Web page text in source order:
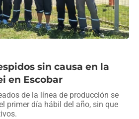
sin causa en la
en Escobar
de la línea de producción se
primer día hábil del año, sin que